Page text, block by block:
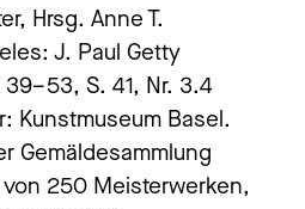
Hrsg. Anne T.
J. Paul Getty
39–53, S. 41, Nr. 3.4
Kunstmuseum Basel.
Gemäldesammlung
250 Meisterwerken,